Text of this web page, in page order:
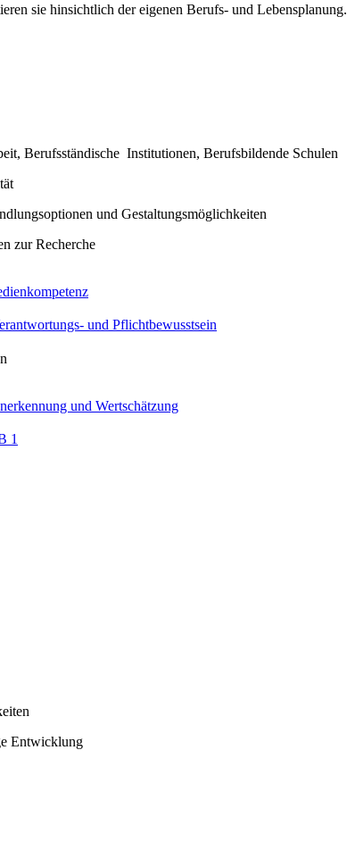
sie hinsichtlich der eigenen Berufs- und Lebensplanung.
Berufsständische Institutionen, Berufsbildende Schulen
und Gestaltungsmöglichkeiten
zur Recherche
und Pflichtbewusstsein
und Wertschätzung
1
Entwicklung